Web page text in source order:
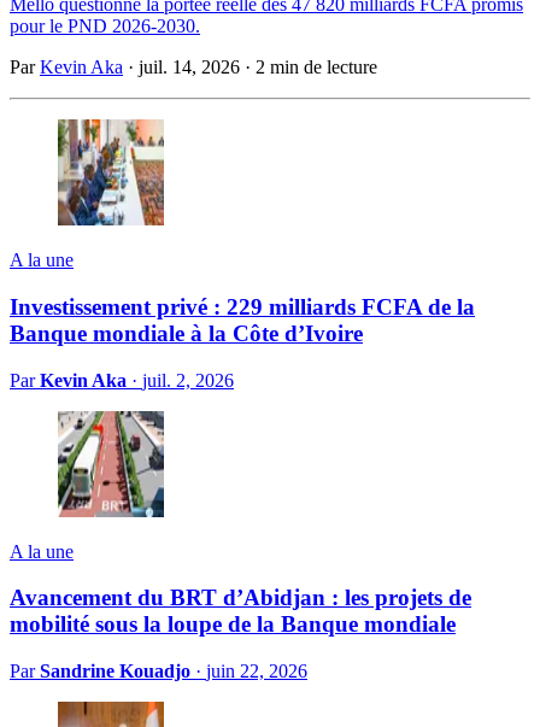
Mello questionne la portée réelle des 47 820 milliards FCFA promis
pour le PND 2026-2030.
ParKevin Aka · juil. 14, 2026 · 2 min de lecture
A la une
Investissement privé : 229 milliards FCFA de la
Banque mondiale à la Côte d’Ivoire
ParKevin Aka · juil. 2, 2026
A la une
Avancement du BRT d’Abidjan : les projets de
mobilité sous la loupe de la Banque mondiale
ParSandrine Kouadjo · juin 22, 2026